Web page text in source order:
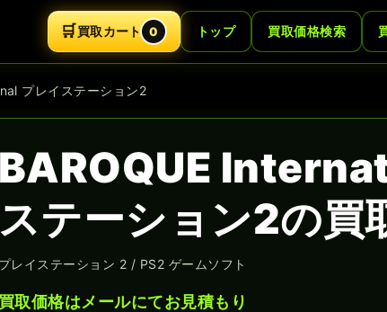
🛒買取カート 0 トップ 買取価格検索
プレイステーション2
BAROQUE
ステーション2の買
プレイステーション 2 / PS2 ゲームソフト
買取価格はメールにてお見積もり